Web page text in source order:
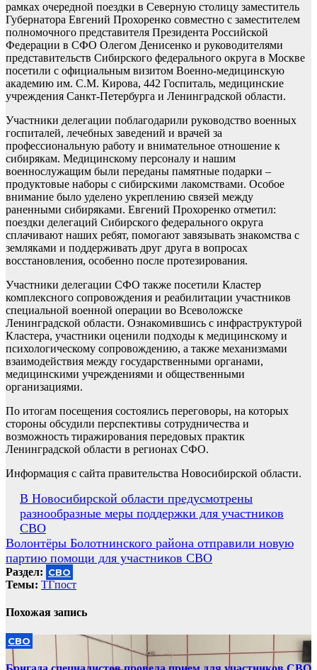
рамках очередной поездки в Северную столицу заместитель
Губернатора Евгений Прохоренко совместно с заместителем
полномочного представителя Президента Российской
Федерации в СФО Олегом Денисенко и руководителями
представительств Сибирского федерального округа в Москве
посетили с официальным визитом Военно-медицинскую
академию им. С.М. Кирова, 442 Госпиталь, медицинские
учреждения Санкт-Петербурга и Ленинградской области.
Участники делегации поблагодарили руководство военных
госпиталей, лечебных заведений и врачей за
профессиональную работу и внимательное отношение к
сибирякам. Медицинскому персоналу и нашим
военнослужащим были переданы памятные подарки –
продуктовые наборы с сибирскими лакомствами. Особое
внимание было уделено укреплению связей между
раненными сибиряками. Евгений Прохоренко отметил:
поездки делегаций Сибирского федерального округа
сплачивают наших ребят, помогают завязывать знакомства с
земляками и поддерживать друг друга в вопросах
восстановления, особенно после протезирования.
Участники делегации СФО также посетили Кластер
комплексного сопровождения и реабилитации участников
специальной военной операции во Всеволожске
Ленинградской области. Ознакомившись с инфраструктурой
Кластера, участники оценили подходы к медицинскому и
психологическому сопровождению, а также механизмами
взаимодействия между государственными органами,
медицинскими учреждениями и общественными
организациями.
По итогам посещения состоялись переговоры, на которых
стороны обсудили перспективы сотрудничества и
возможность тиражирования передовых практик
Ленинградской области в регионах СФО.
Информация с сайта правительства Новосибирской области.
Навигация
по
записям
В Новосибирской области предусмотрены
разнообразные меры поддержки для участников
СВО
Волонтёры Болотнинского района отправили новую
партию помощи для участников СВО
Раздел: СВО
Темы: ТГпост
Похожая запись
СВО